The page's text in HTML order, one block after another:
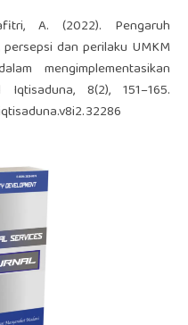
A. (2022). Pengaruh
dan perilaku UMKM
mengimplementasikan
8(2), 151–165.